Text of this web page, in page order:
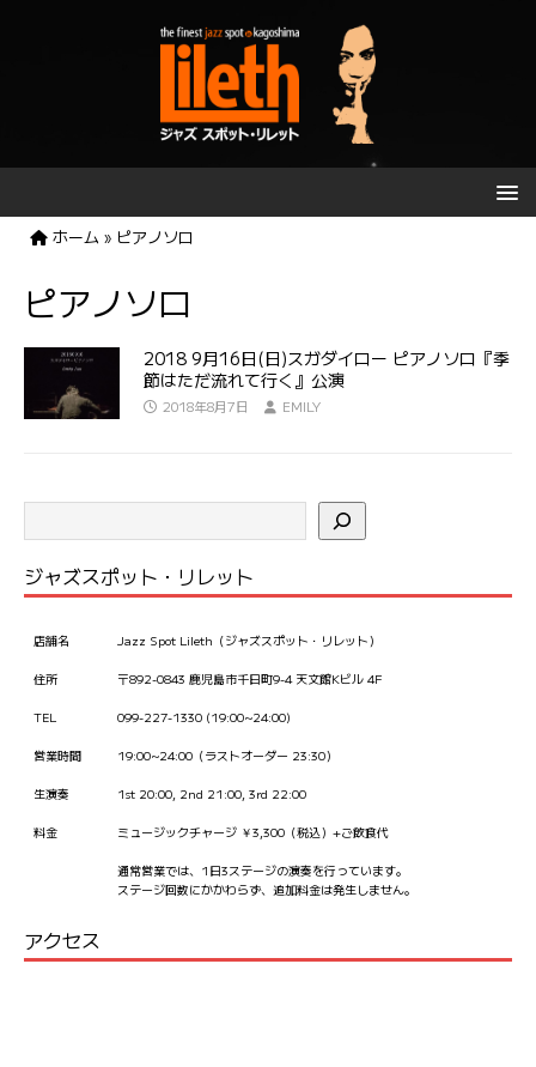
ホーム » ピアノソロ
ピアノソロ
2018 9月16日(日)スガダイロー ピアノソロ『季
節はただ流れて行く』公演
2018年8月7日 EMILY
ジャズスポット・リレット
店舗名 Jazz Spot Lileth（ジャズスポット・リレット）
住所 〒892-0843 鹿児島市千日町9-4 天文館Kビル 4F
TEL 099-227-1330 (19:00~24:00)
営業時間 19:00~24:00（ラストオーダー 23:30）
生演奏 1st 20:00, 2nd 21:00, 3rd 22:00
料金 ミュージックチャージ ￥3,300（税込）+ご飲食代
通常営業では、1日3ステージの演奏を行っています。
ステージ回数にかかわらず、追加料金は発生しません。
アクセス